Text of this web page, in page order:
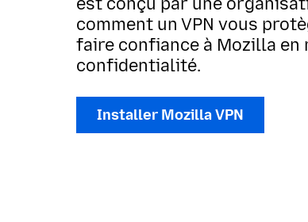
comment un VPN vous
faire confiance à Mozilla en
confidentialité.
Installer Mozilla VPN